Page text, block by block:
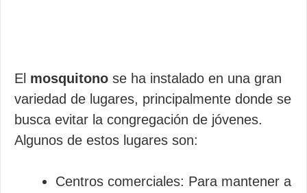
El mosquitono se ha instalado en una gran
variedad de lugares, principalmente donde se
busca evitar la congregación de jóvenes.
Algunos de estos lugares son:
Centros comerciales: Para mantener a